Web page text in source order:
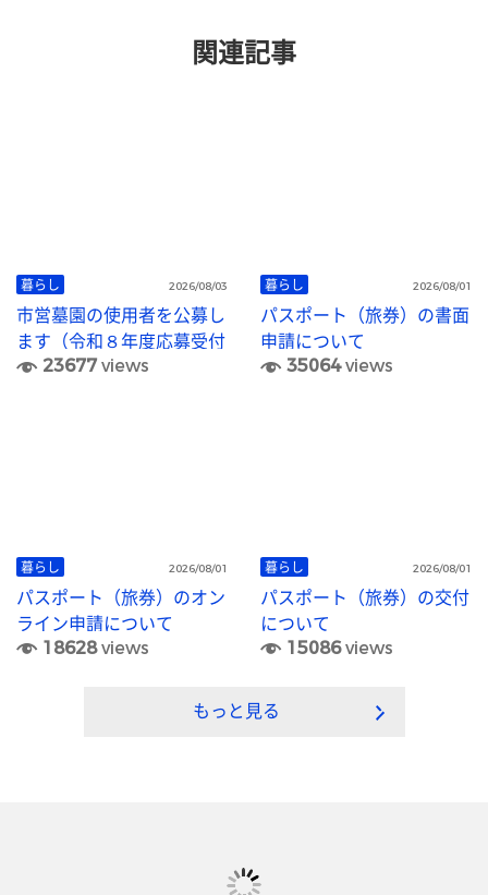
関連記事
暮らし 2026/08/03
市営墓園の使用者を公募し
ます（令和８年度応募受付
終了）23677views
暮らし 2026/08/01
パスポート（旅券）の書面
申請について
35064views
暮らし 2026/08/01
パスポート（旅券）のオン
ライン申請について
18628views
暮らし 2026/08/01
パスポート（旅券）の交付
について
15086views
もっと見る